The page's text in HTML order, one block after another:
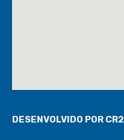
DESENVOLVIDO POR CR2